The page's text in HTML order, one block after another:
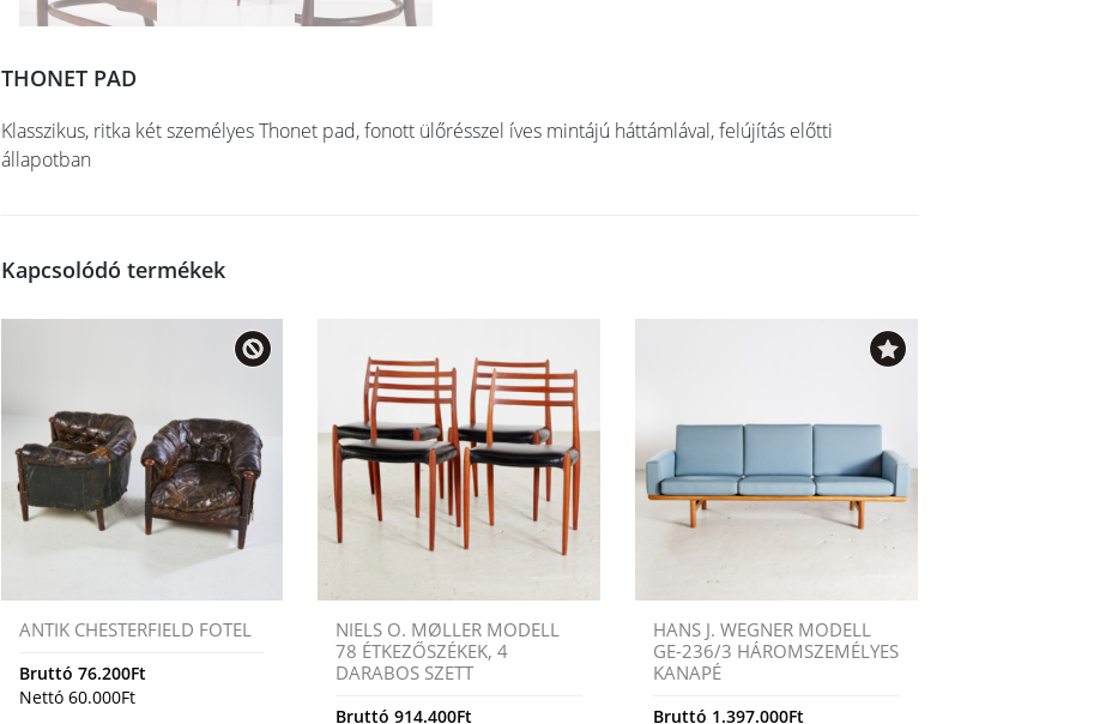
THONET PAD
Klasszikus, ritka két személyes Thonet pad, fonott ülőrésszel íves mintájú háttámlával, felújítás előtti
állapotban
Kapcsolódó termékek
ANTIK CHESTERFIELD FOTEL
Bruttó 76.200Ft
Nettó 60.000Ft
NIELS O. MØLLER MODELL
78 ÉTKEZŐSZÉKEK, 4
DARABOS SZETT
Bruttó914.400Ft
HANS J. WEGNER MODELL
GE-236/3 HÁROMSZEMÉLYES
KANAPÉ
Bruttó 1.397.000Ft